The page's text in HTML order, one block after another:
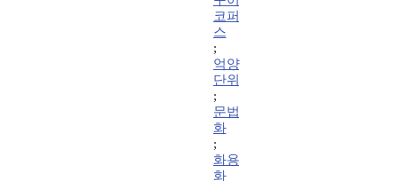
코퍼
스
;
억양
단위
;
문법
화
;
화용
화